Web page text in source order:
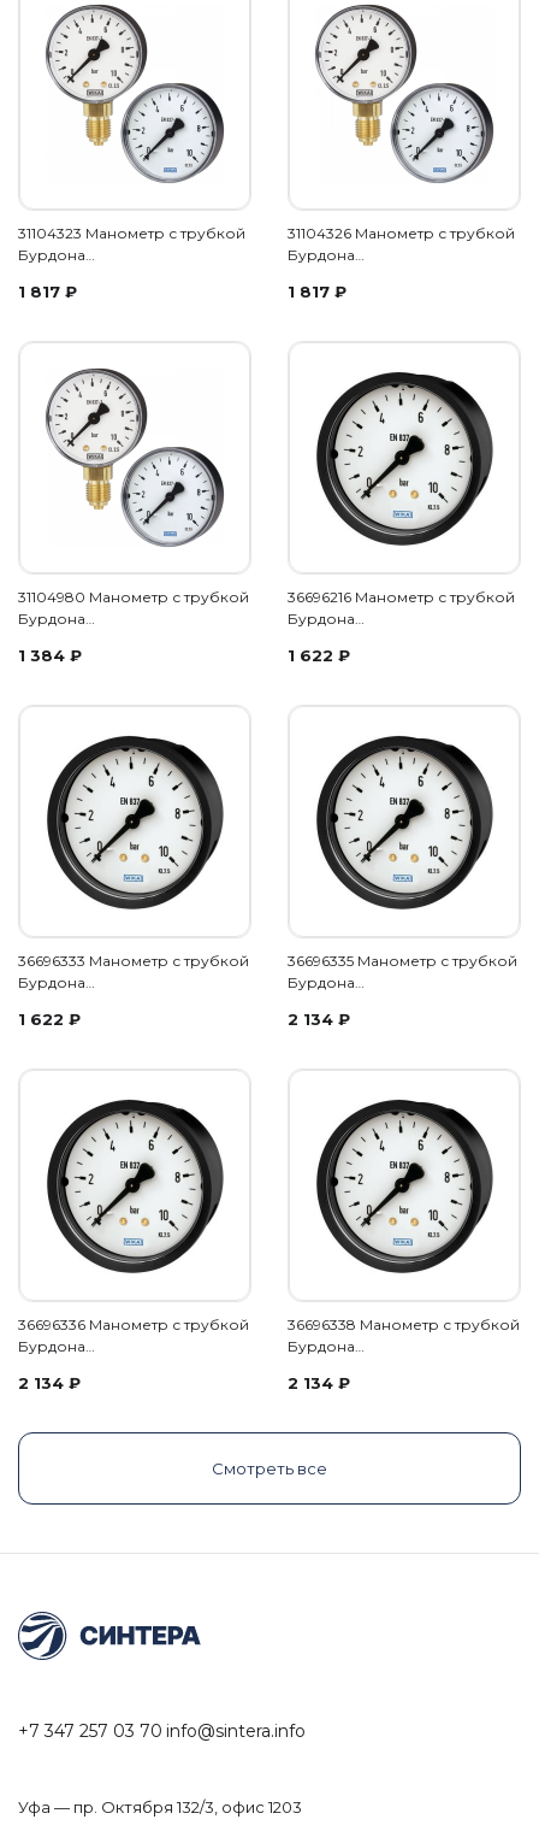
31104323 Манометр с трубкой
Бурдона…
1 817 ₽
31104326 Манометр с трубкой
Бурдона…
1 817 ₽
31104980 Манометр с трубкой
Бурдона…
1 384 ₽
36696216 Манометр с трубкой
Бурдона…
1 622 ₽
36696333 Манометр с трубкой
Бурдона…
1 622 ₽
36696335 Манометр с трубкой
Бурдона…
2 134 ₽
36696336 Манометр с трубкой
Бурдона…
2 134 ₽
36696338 Манометр с трубкой
Бурдона…
2 134 ₽
Смотреть все
+7 347 257 03 70 info@sintera.info
Уфа — пр. Октября 132/3, офис 1203